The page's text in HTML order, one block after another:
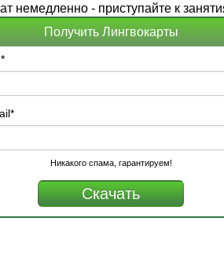
немедленно - приступайте к
Получить Лингвокарты
*
*
Никакого спама, гарантируем!